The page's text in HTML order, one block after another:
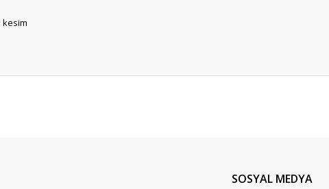
kesim
SOSYAL MEDYA